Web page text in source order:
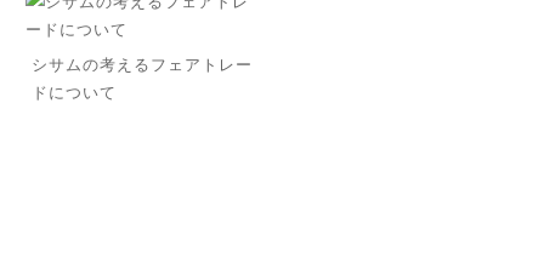
シサムの考えるフェアトレー
ドについて